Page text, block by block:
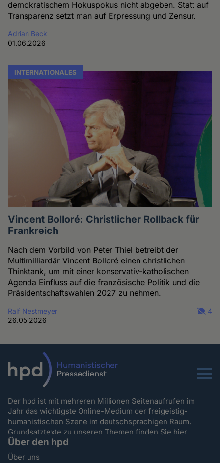
demokratischem Hokuspokus nicht abgeben. Statt auf
Transparenz setzt man auf Erpressung und Zensur.
Adrian Beck
01.06.2026
INTERNATIONALES
Vincent Bolloré: Christlicher Rollback für
Frankreich
Nach dem Vorbild von Peter Thiel betreibt der
Multimilliardär Vincent Bolloré einen christlichen
Thinktank, um mit einer konservativ-katholischen
Agenda Einfluss auf die französische Politik und die
Präsidentschaftswahlen 2027 zu nehmen.
Ralf Nestmeyer
26.05.2026
4
Menu
Der hpd ist mit mehreren Millionen Seitenaufrufen im
Jahr das wichtigste Online-Medium der freigeistig-
humanistischen Szene im deutschsprachigen Raum.
Grundsatztexte zu unseren Themenfinden Sie hier.
Über den hpd
Über uns